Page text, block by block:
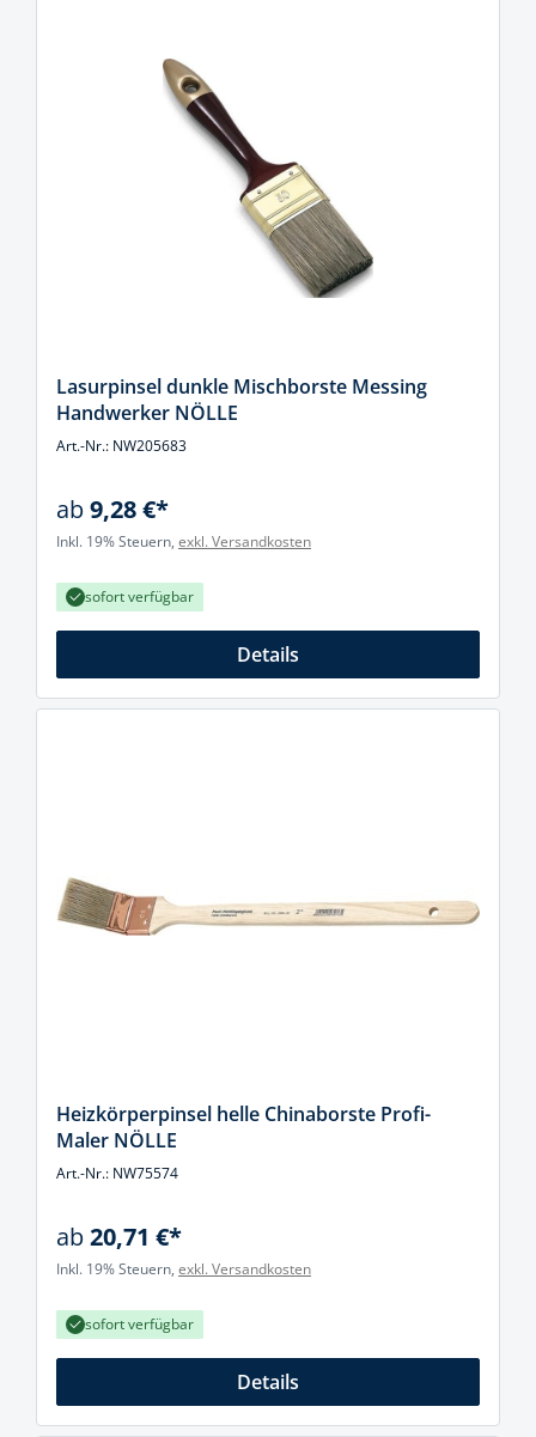
Lasurpinsel dunkle Mischborste Messing
Handwerker NÖLLE
Art.-Nr.: NW205683
ab9,28 €*
Inkl. 19% Steuern, exkl. Versandkosten
sofort verfügbar
Details
Heizkörperpinsel helle Chinaborste Profi-
Maler NÖLLE
Art.-Nr.: NW75574
ab20,71 €*
Inkl. 19% Steuern, exkl. Versandkosten
sofort verfügbar
Details